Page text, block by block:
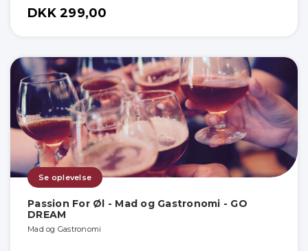
DKK 299,00
Se oplevelse
Passion For Øl - Mad og Gastronomi - GO
DREAM
Mad og Gastronomi